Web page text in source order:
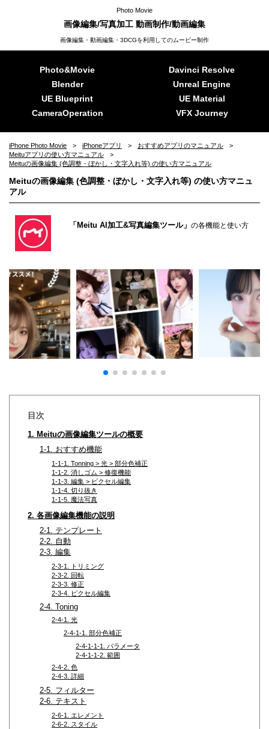
Photo Movie
画像編集/写真加工 動画制作/動画編集
画像編集・動画編集・3DCGを利用してのムービー制作
Photo&Movie
Davinci Resolve
Blender
Unreal Engine
UE Blueprint
UE Material
CameraOperation
VFX Journey
iPhone Photo Movie iPhoneアプリ
おすすめアプリのマニュアル
Meituアプリの使い方マニュアル
Meituの画像編集 (色調整・ぼかし・文字入れ等) の使い方マニュアル
Meituの画像編集 (色調整・ぼかし・文字入れ等) の使い方マニュ
アル
「Meitu AI加工&写真編集ツール」 の各機能と使い方
目次
1. Meituの画像編集ツールの概要
1-1. おすすめ機能
1-1-1. Tonning > 光 > 部分色補正
1-1-2. 消しゴム > 修復機能
1-1-3. 編集 > ピクセル編集
1-1-4. 切り抜き
1-1-5. 魔法写真
2. 各画像編集機能の説明
2-1. テンプレート
2-2. 自動
2-3. 編集
2-3-1. トリミング
2-3-2. 回転
2-3-3. 修正
2-3-4. ピクセル編集
2-4. Toning
2-4-1. 光
2-4-1-1. 部分色補正
2-4-1-1-1. パラメータ
2-4-1-1-2. 範囲
2-4-2. 色
2-4-3. 詳細
2-5. フィルター
2-6. テキスト
2-6-1. エレメント
2-6-2. スタイル